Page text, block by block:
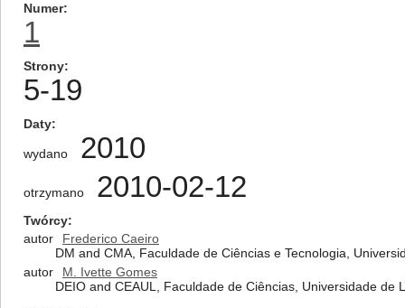
Numer
1
Strony
5-19
Daty
wydano 2010
otrzymano 2010-02-12
Twórcy
autor
Frederico Caeiro
DM and CMA, Faculdade de Ciências e Tecnologia,
autor
M. Ivette Gomes
DEIO and CEAUL, Faculdade de Ciências, Universidade de